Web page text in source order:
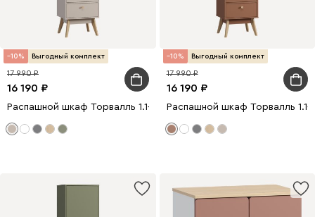
10 Выгодный комплект
16 190
17 990
Распашной шкаф Торвалль 1.1-50x185 Латте
10 Выгодный комплект
16 190
17 990
Распашной шкаф Торвалль